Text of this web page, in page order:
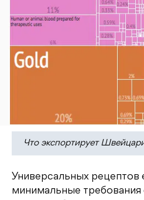
Что экспортирует
Универсальных рецептов
минимальные требования